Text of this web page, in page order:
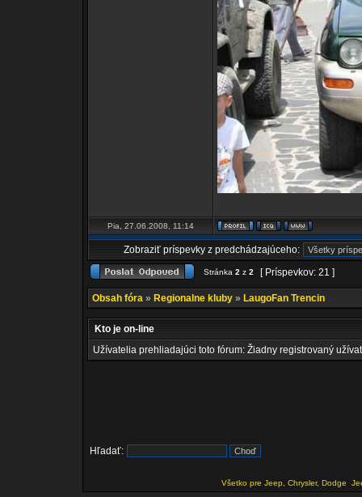
Pia, 27.06.2008, 11:14
Zobraziť príspevky z predchádzajúceho:
Stránka 2 z 2 [ Príspevkov: 21 ]
Obsah fóra » Regionalne kluby » LaugoFan Trencin
Kto je on-line
Užívatelia prehliadajúci toto fórum: Žiadny registrovaný
Hľadať:
Všetko pre Jeep, Chrysler, Dodge